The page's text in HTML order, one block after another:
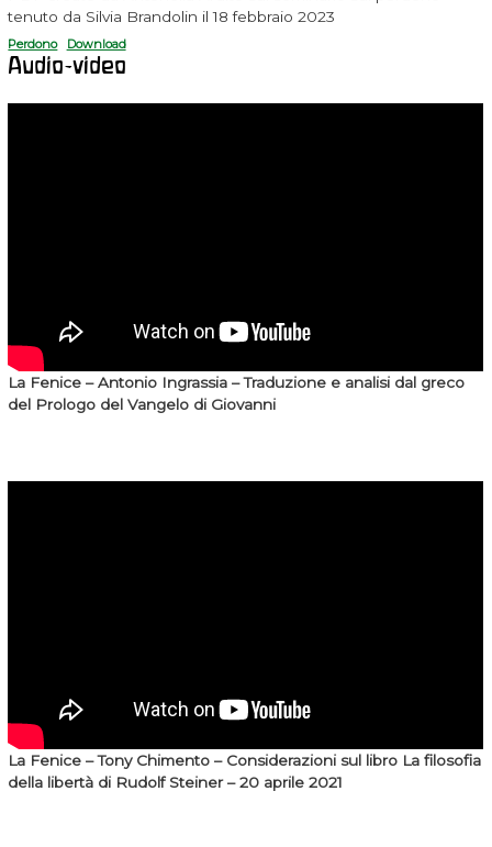
tenuto da Silvia Brandolin il 18 febbraio 2023
Perdono Download
Audio-video
La Fenice – Antonio Ingrassia – Traduzione e analisi dal greco
del Prologo del Vangelo di Giovanni
La Fenice – Tony Chimento – Considerazioni sul libro La filosofia
della libertà di Rudolf Steiner – 20 aprile 2021